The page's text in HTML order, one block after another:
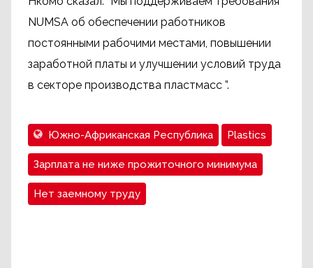
NUMSA об обеспечении работников
постоянными рабочими местами, повышении
заработной платы и улучшении условий труда
в секторе производства пластмасс ”.
Южно-Африканская Республика Plastics
Зарплата не ниже прожиточного минимума
Нет заемному труду